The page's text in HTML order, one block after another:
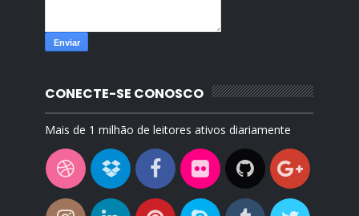
CONECTE-SE CONOSCO
Mais de 1 milhão de leitores ativos diariamente